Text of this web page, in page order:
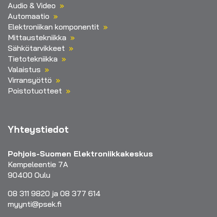
Audio & Video
Automaatio
Elektroniikan komponentit
Mittaustekniikka
Sähkötarvikkeet
Tietotekniikka
Valaistus
Virransyöttö
Poistotuotteet
Yhteystiedot
Pohjois-Suomen Elektroniikkakeskus
Kempeleentie 7A
90400 Oulu
08 311 9820 ja 08 377 614
myynti@psek.fi